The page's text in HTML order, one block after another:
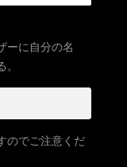
ーに自分の名
のでご注意くだ